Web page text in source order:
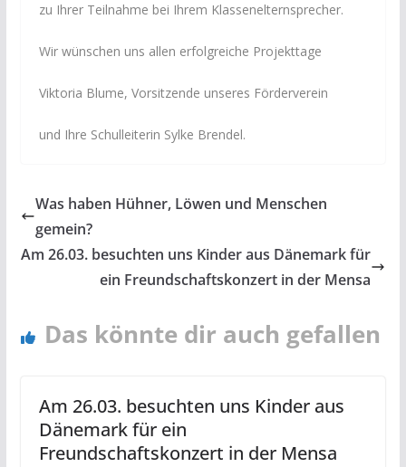
zu Ihrer Teilnahme bei Ihrem Klassenelternsprecher.
Wir wünschen uns allen erfolgreiche Projekttage
Viktoria Blume, Vorsitzende unseres Förderverein
und Ihre Schulleiterin Sylke Brendel.
Was haben Hühner, Löwen und Menschen
gemein?
Am 26.03. besuchten uns Kinder aus Dänemark für
ein Freundschaftskonzert in der Mensa
Das könnte dir auch gefallen
Am 26.03. besuchten uns Kinder aus
Dänemark für ein
Freundschaftskonzert in der Mensa